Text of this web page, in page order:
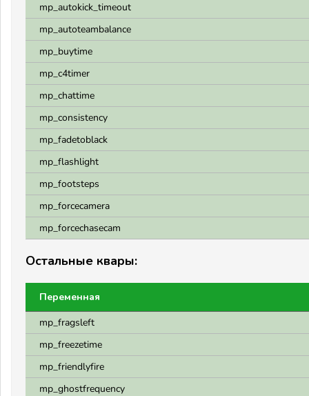
mp_autokick_timeout
mp_autoteambalance
mp_buytime
mp_c4timer
mp_chattime
mp_consistency
mp_fadetoblack
mp_flashlight
mp_footsteps
mp_forcecamera
mp_forcechasecam
Остальные квары:
Переменная
mp_fragsleft
mp_freezetime
mp_friendlyfire
mp_ghostfrequency